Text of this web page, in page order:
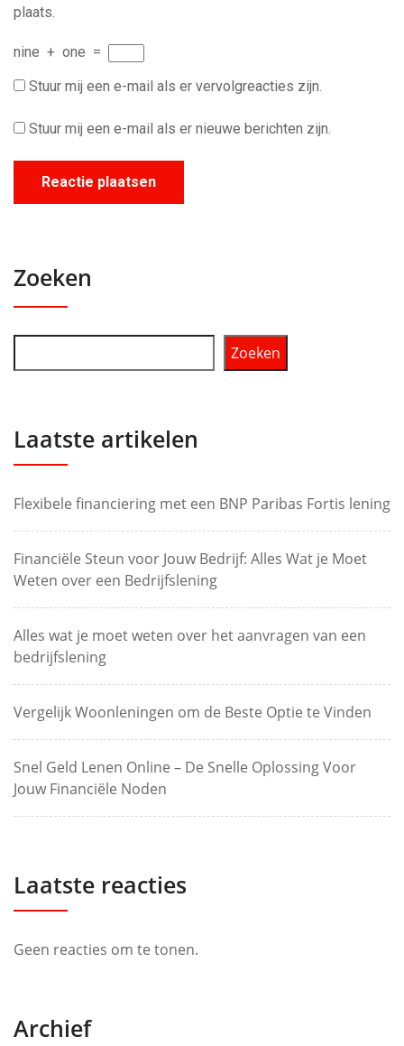
plaats.
nine + one =
Stuur mij een e-mail als er vervolgreacties zijn.
Stuur mij een e-mail als er nieuwe berichten zijn.
Zoeken
Zoeken
Laatste artikelen
Flexibele financiering met een BNP Paribas Fortis lening
Financiële Steun voor Jouw Bedrijf: Alles Wat je Moet
Weten over een Bedrijfslening
Alles wat je moet weten over het aanvragen van een
bedrijfslening
Vergelijk Woonleningen om de Beste Optie te Vinden
Snel Geld Lenen Online – De Snelle Oplossing Voor
Jouw Financiële Noden
Laatste reacties
Geen reacties om te tonen.
Archief